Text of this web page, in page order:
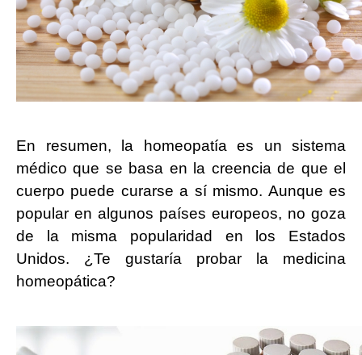
En resumen, la homeopatía es un sistema
médico que se basa en la creencia de que el
cuerpo puede curarse a sí mismo. Aunque es
popular en algunos países europeos, no goza
de la misma popularidad en los Estados
Unidos. ¿Te gustaría probar la medicina
homeopática?